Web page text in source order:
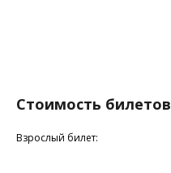
Стоимость билетов
Взрослый билет: